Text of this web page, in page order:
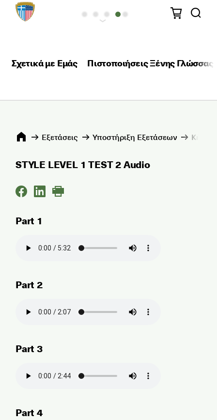
Σχετικά με Εμάς Πιστοποιήσεις Ξένης Γλώσσας
Εξετάσεις Υποστήριξη Εξετάσεων
STYLE LEVEL 1 TEST 2 Audio
Part 1
Part 2
Part 3
Part 4